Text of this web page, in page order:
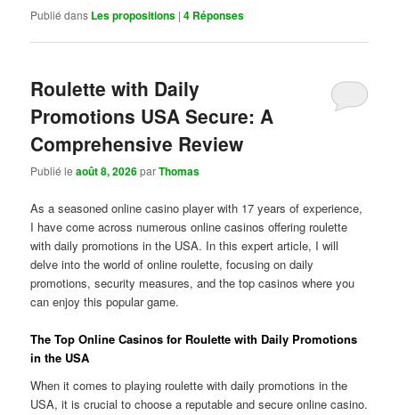
Publié dans Les propositions |4 Réponses
Roulette with Daily
Promotions USA Secure: A
Comprehensive Review
Publié leaoût 8, 2026parThomas
As a seasoned online casino player with 17 years of experience,
I have come across numerous online casinos offering roulette
with daily promotions in the USA. In this expert article, I will
delve into the world of online roulette, focusing on daily
promotions, security measures, and the top casinos where you
can enjoy this popular game.
The Top Online Casinos for Roulette with Daily Promotions
in the USA
When it comes to playing roulette with daily promotions in the
USA, it is crucial to choose a reputable and secure online casino.